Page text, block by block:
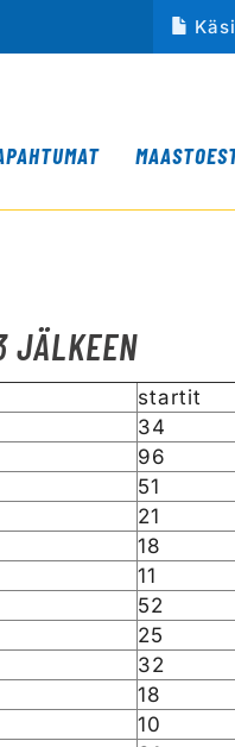
JÄLKEEN
startit
34
96
51
21
18
11
52
25
32
18
10